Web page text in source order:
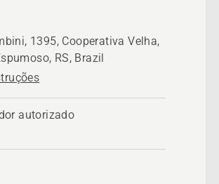
1395, Cooperativa Velha,
RS, Brazil
autorizado